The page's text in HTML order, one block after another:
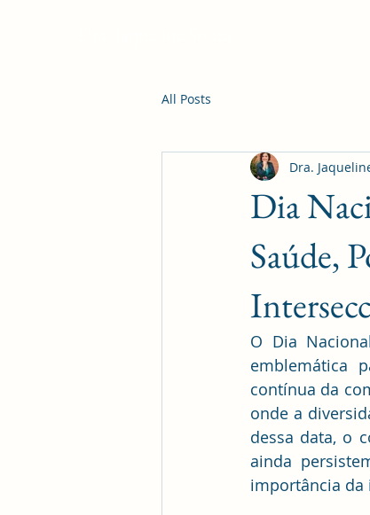
All Posts
Dia
Saúde,
Dra.
O Dia
emblemática
contínua da
onde a
dessa data, o
ainda
importância da